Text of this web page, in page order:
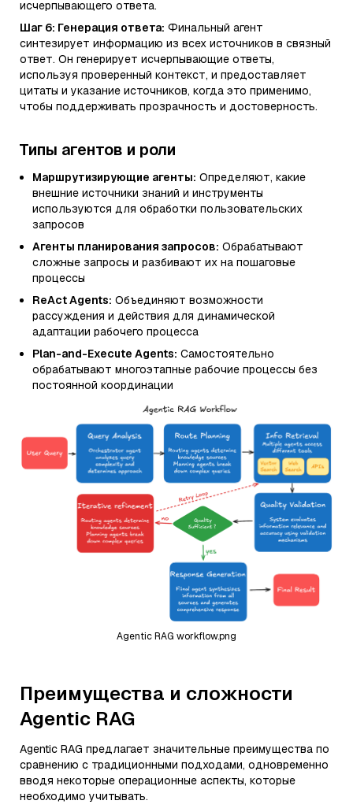
исчерпывающего ответа.
Шаг 6: Генерация ответа: Финальный агент
синтезирует информацию из всех источников в связный
ответ. Он генерирует исчерпывающие ответы,
используя проверенный контекст, и предоставляет
цитаты и указание источников, когда это применимо,
чтобы поддерживать прозрачность и достоверность.
Типы агентов и роли
Маршрутизирующие агенты: Определяют, какие
внешние источники знаний и инструменты
используются для обработки пользовательских
запросов
Агенты планирования запросов: Обрабатывают
сложные запросы и разбивают их на пошаговые
процессы
ReAct Agents: Объединяют возможности
рассуждения и действия для динамической
адаптации рабочего процесса
Plan-and-Execute Agents: Самостоятельно
обрабатывают многоэтапные рабочие процессы без
постоянной координации
Agentic RAG workflow.png
Преимущества и сложности
Agentic RAG
Agentic RAG предлагает значительные преимущества по
сравнению с традиционными подходами, одновременно
вводя некоторые операционные аспекты, которые
необходимо учитывать.